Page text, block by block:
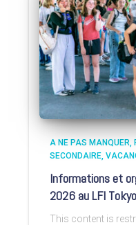
A NE PAS MANQUER
SECONDAIRE
Informations et
2026 au LFI Tokyo
This content is